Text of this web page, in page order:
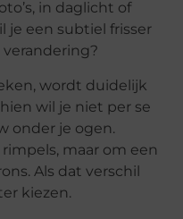
in daglicht of
je een subtiel frisser
wordt duidelijk
wil je niet per se
onder je ogen.
maar om een
Als dat verschil
kiezen.